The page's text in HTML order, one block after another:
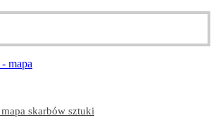
skarbów sztuki